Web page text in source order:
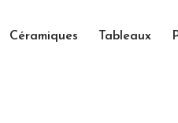
Céramiques Tableaux